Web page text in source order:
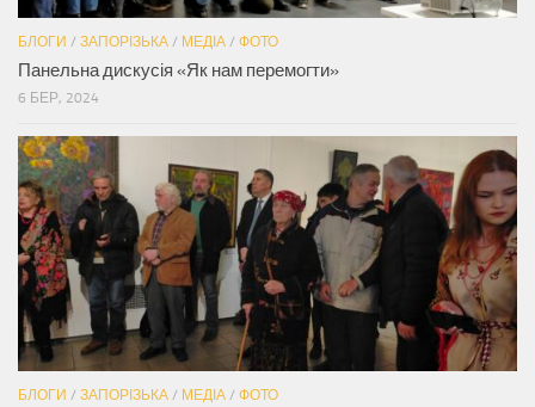
БЛОГИ / ЗАПОРІЗЬКА / МЕДІА / ФОТО
Панельна дискусія «Як нам перемогти»
6 БЕР, 2024
БЛОГИ / ЗАПОРІЗЬКА / МЕДІА / ФОТО